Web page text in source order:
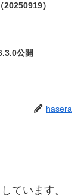
）
公開
hasera
ています。